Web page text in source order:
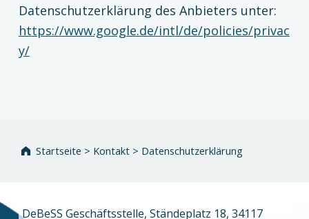
Datenschutzerklärung des Anbieters unter:
https://www.google.de/intl/de/policies/privac
y/
Startseite > Kontakt> Datenschutzerklärung
DeBeSS Geschäftsstelle, Ständeplatz 18, 34117